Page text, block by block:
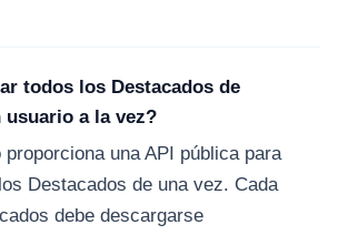
todos los Destacados de
usuario a la vez?
proporciona una API pública para
Destacados de una vez. Cada
debe descargarse